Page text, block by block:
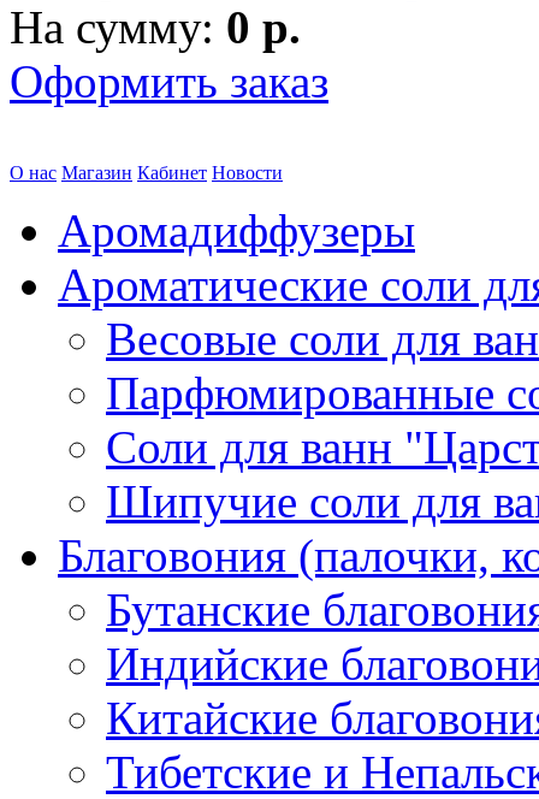
На сумму: 0 р.
Оформить заказ
О нас Магазин Кабинет Новости
Аромадиффузеры
Ароматические соли
Весовые соли для
Парфюмированные
Соли для ванн
Шипучие соли для
Благовония (палочки,
Бутанские
Индийские
Китайские
Тибетские и